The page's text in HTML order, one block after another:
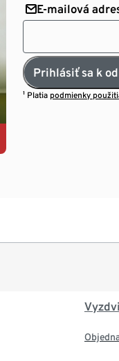
E-mailová
Prihlásiť sa k
¹ Platia podmienky